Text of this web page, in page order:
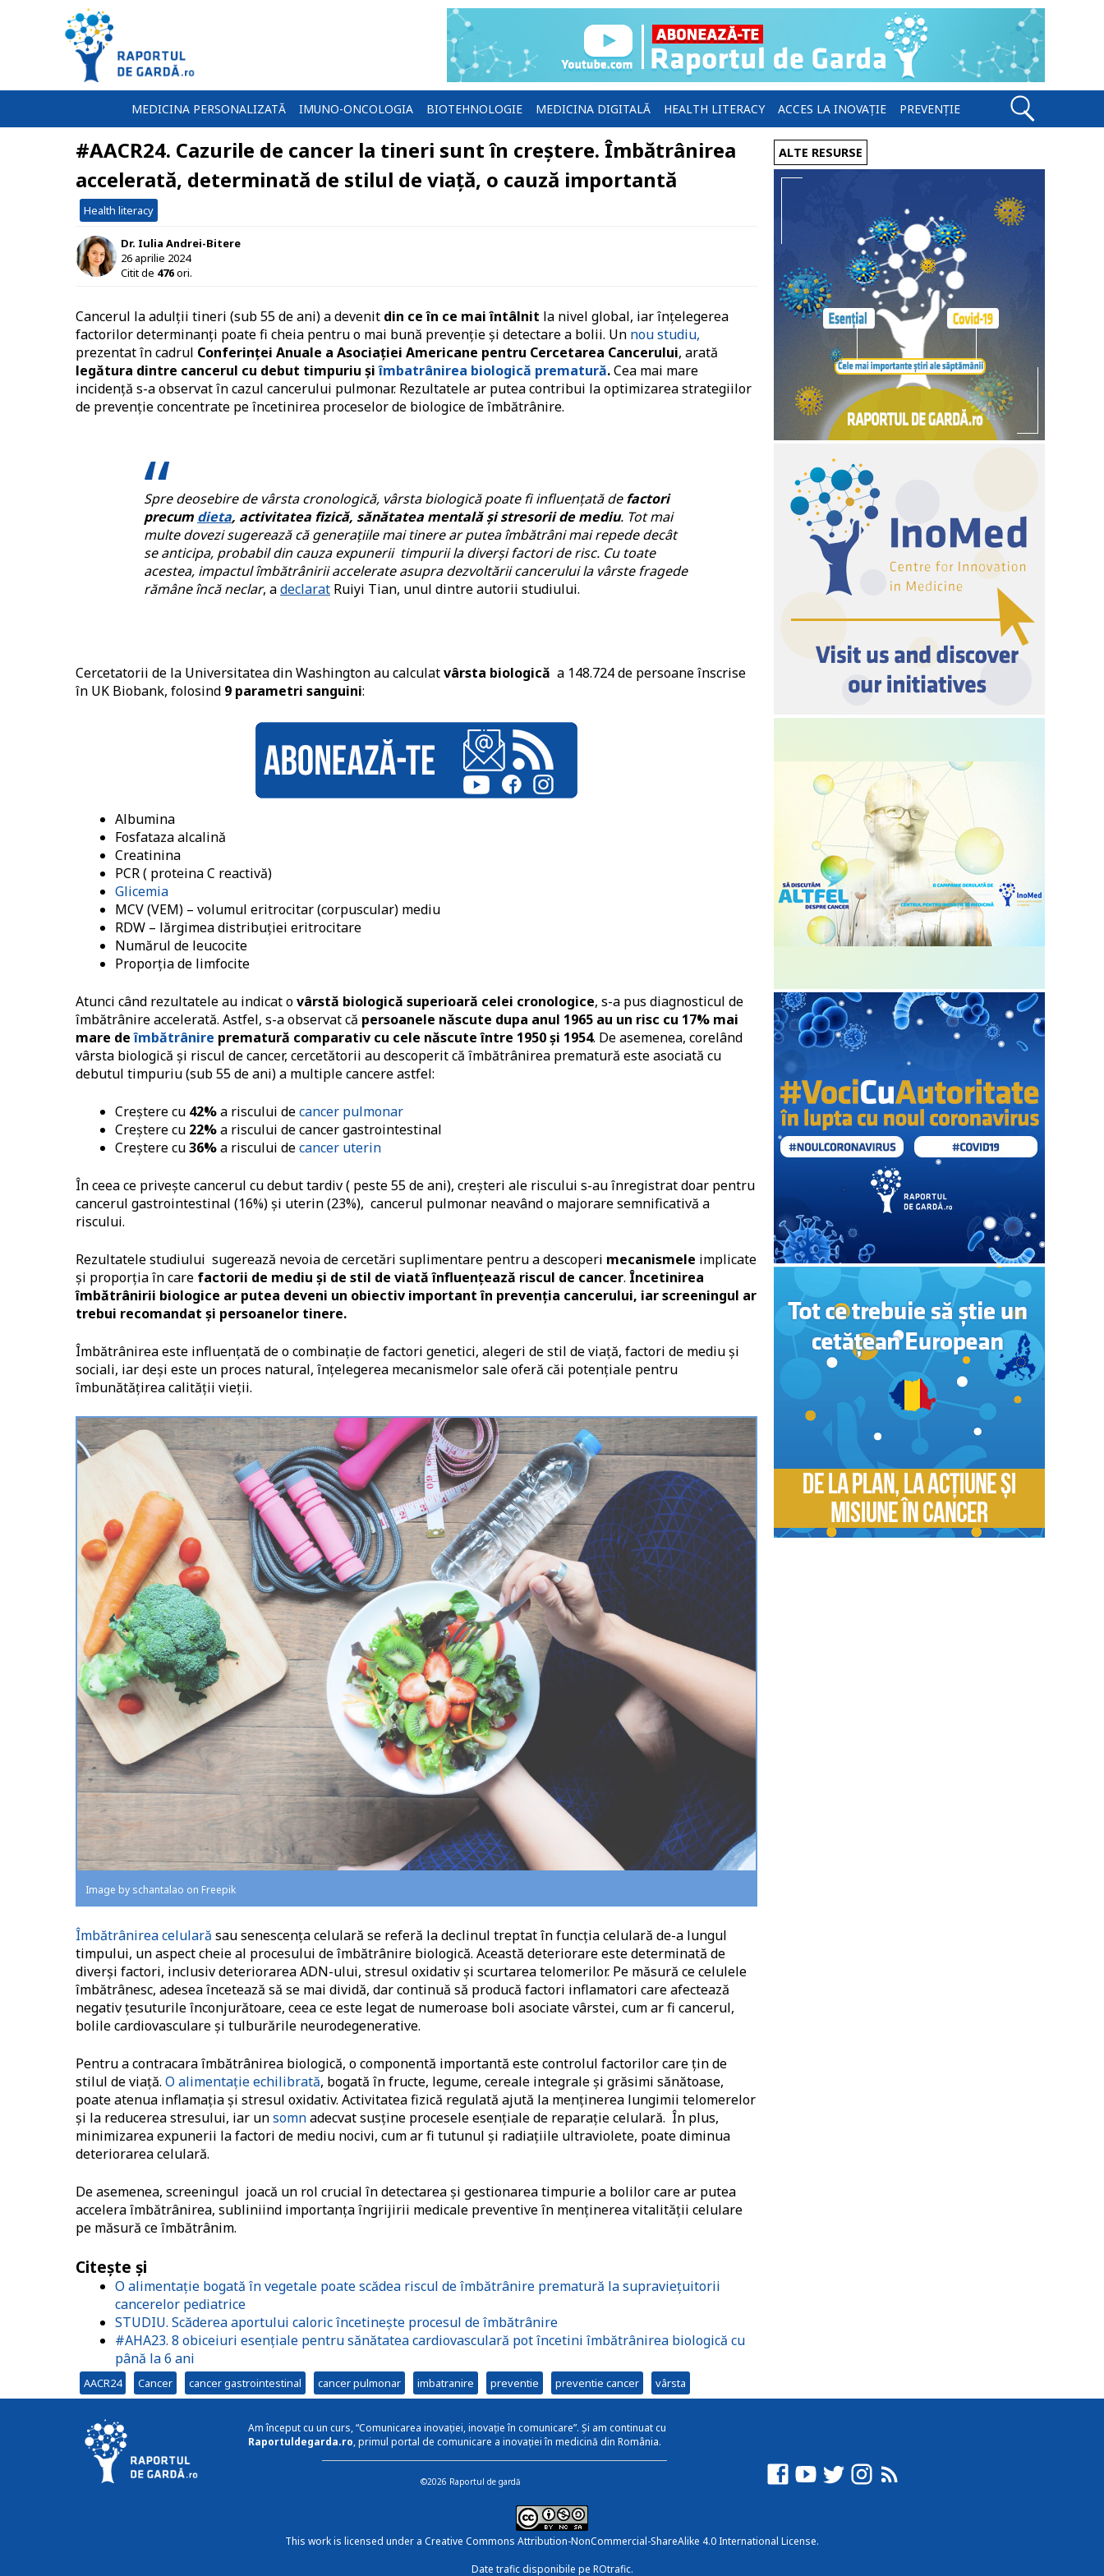
MEDICINA PERSONALIZATĂ IMUNO-ONCOLOGIA BIOTEHNOLOGIE MEDICINA DIGITALĂ HEALTH LITERACY ACCES LA INOVAȚIE PREVENȚIE
#AACR24. Cazurile de cancer la tineri sunt în creștere. Îmbătrânirea
accelerată, determinată de stilul de viață, o cauză importantă
Health literacy
Dr. Iulia Andrei-Bitere
26 aprilie 2024
Citit de 476ori.
Cancerul la adulții tineri (sub 55 de ani) a devenit din ce în ce mai întâlnit la nivel global, iar înțelegerea
factorilor determinanți poate fi cheia pentru o mai bună prevenție și detectare a bolii. Un nou studiu,
prezentat în cadrul Conferinței Anuale a Asociației Americane pentru Cercetarea Cancerului, arată
legătura dintre cancerul cu debut timpuriu șiîmbatrânirea biologică prematură.Cea mai mare
incidență s-a observat în cazul cancerului pulmonar. Rezultatele ar putea contribui la optimizarea strategiilor
de prevenție concentrate pe încetinirea proceselor de biologice de îmbătrânire.
Spre deosebire de vârsta cronologică, vârsta biologică poate fi influențată defactori
precum dieta, activitatea fizică, sănătatea mentală și stresorii de mediu. Tot mai
multe dovezi sugerează că generațiile mai tinere ar putea îmbătrâni mai repede decât
se anticipa, probabil din cauza expunerii timpurii la diverși factori de risc. Cu toate
acestea, impactul îmbătrânirii accelerate asupra dezvoltării cancerului la vârste fragede
rămâne încă neclar, adeclarat Ruiyi Tian, unul dintre autorii studiului.
Cercetatorii de la Universitatea din Washington au calculatvârsta biologică a 148.724 de persoane înscrise
în UK Biobank, folosind 9 parametri sanguini:
Albumina
Fosfataza alcalină
Creatinina
PCR ( proteina C reactivă)
Glicemia
MCV (VEM) – volumul eritrocitar (corpuscular) mediu
RDW – lărgimea distribuției eritrocitare
Numărul de leucocite
Proporția de limfocite
Atunci când rezultatele au indicat ovârstă biologică superioară celei cronologice, s-a pus diagnosticul de
îmbătrânire accelerată. Astfel, s-a observat că persoanele născute dupa anul 1965 au un risc cu 17% mai
mare deîmbătrânire prematură comparativ cu cele născute între 1950 și 1954. De asemenea, corelând
vârsta biologică și riscul de cancer, cercetătorii au descoperit că îmbătrânirea prematură este asociată cu
debutul timpuriu (sub 55 de ani) a multiple cancere astfel:
Creștere cu 42%a riscului decancer pulmonar
Creștere cu 22%a riscului de cancer gastrointestinal
Creștere cu36%a riscului decancer uterin
În ceea ce privește cancerul cu debut tardiv ( peste 55 de ani), creșteri ale riscului s-au înregistrat doar pentru
cancerul gastrointestinal (16%) și uterin (23%), cancerul pulmonar neavând o majorare semnificativă a
riscului.
Rezultatele studiului sugerează nevoia de cercetări suplimentare pentru a descoperi mecanismele implicate
și proporția în care factorii de mediu și de stil de viată înfluențează riscul de cancer. Încetinirea
îmbătrânirii biologice ar putea deveni un obiectiv important în prevenția cancerului, iar screeningul ar
trebui recomandat și persoanelor tinere.
Îmbătrânirea este influențată de o combinație de factori genetici, alegeri de stil de viață, factori de mediu și
sociali, iar deși este un proces natural, înțelegerea mecanismelor sale oferă căi potențiale pentru
îmbunătățirea calității vieții.
Image by schantalao on Freepik
Îmbătrânirea celulară sau senescența celulară se referă la declinul treptat în funcția celulară de-a lungul
timpului, un aspect cheie al procesului de îmbătrânire biologică. Această deteriorare este determinată de
diverși factori, inclusiv deteriorarea ADN-ului, stresul oxidativ și scurtarea telomerilor. Pe măsură ce celulele
îmbătrânesc, adesea încetează să se mai dividă, dar continuă să producă factori inflamatori care afectează
negativ țesuturile înconjurătoare, ceea ce este legat de numeroase boli asociate vârstei, cum ar fi cancerul,
bolile cardiovasculare și tulburările neurodegenerative.
Pentru a contracara îmbătrânirea biologică, o componentă importantă este controlul factorilor care țin de
stilul de viață. O alimentație echilibrată, bogată în fructe, legume, cereale integrale și grăsimi sănătoase,
poate atenua inflamația și stresul oxidativ. Activitatea fizică regulată ajută la menținerea lungimii telomerelor
și la reducerea stresului, iar unsomnadecvat susține procesele esențiale de reparație celulară. În plus,
minimizarea expunerii la factori de mediu nocivi, cum ar fi tutunul și radiațiile ultraviolete, poate diminua
deteriorarea celulară.
De asemenea, screeningul joacă un rol crucial în detectarea și gestionarea timpurie a bolilor care ar putea
accelera îmbătrânirea, subliniind importanța îngrijirii medicale preventive în menținerea vitalității celulare
pe măsură ce îmbătrânim.
Citește și
O alimentație bogată în vegetale poate scădea riscul de îmbătrânire prematură la supraviețuitorii
cancerelor pediatrice
STUDIU. Scăderea aportului caloric încetineşte procesul de îmbătrânire
#AHA23. 8 obiceiuri esențiale pentru sănătatea cardiovasculară pot încetini îmbătrânirea biologică cu
până la 6 ani
AACR24 Cancer cancer gastrointestinal cancer pulmonar imbatranire preventie preventie cancer vârsta
ALTE RESURSE
Am început cu un curs, “Comunicarea inovației, inovație în comunicare”. Și am continuat cu
Raportuldegarda.ro, primul portal de comunicare a inovației în medicină din România.
©2026 Raportul de gardă
This work is licensed under a Creative Commons Attribution-NonCommercial-ShareAlike 4.0 International License.
Date trafic disponibile pe ROtrafic.